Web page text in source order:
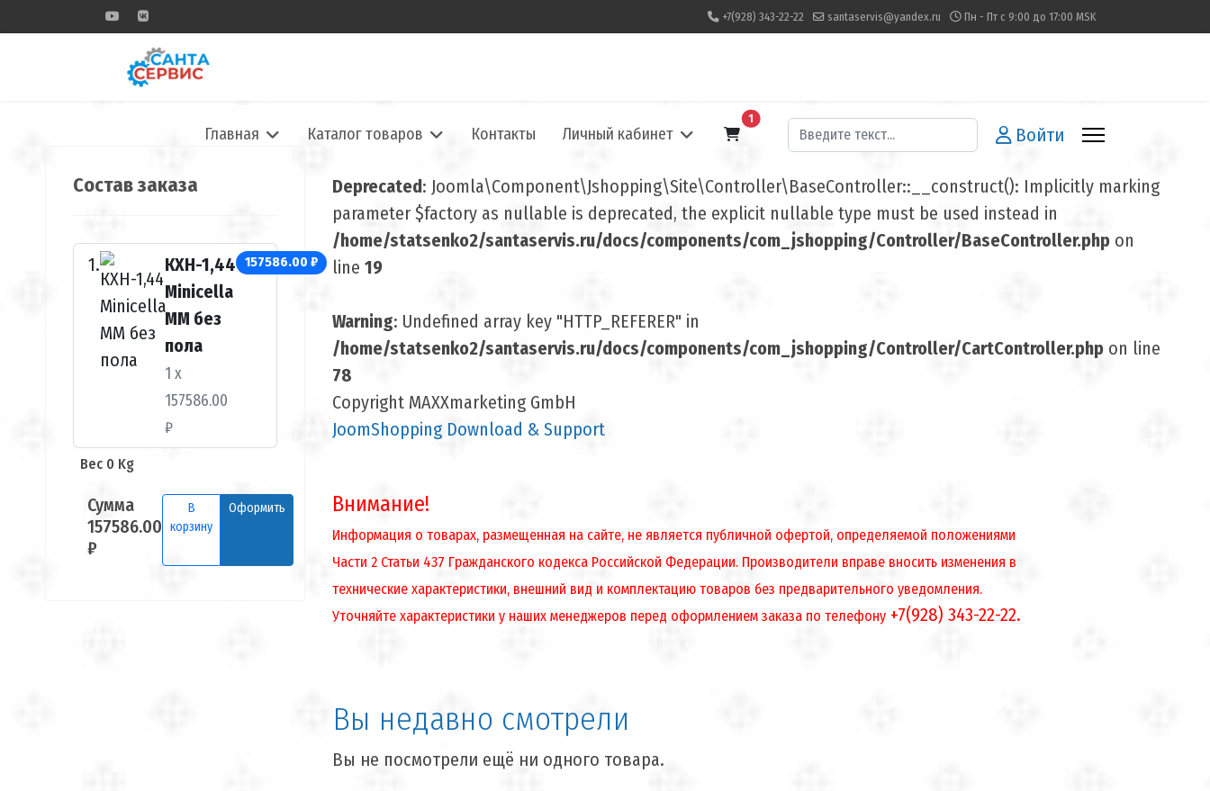
+7(928) 343-22-22 santaservis@yandex.ru Пн - Пт с 9:00 до 17:00 MSK
Главная Каталог товаров Контакты Личный кабинет
1В корзину
Поиск Войти
Состав заказа
КХН-1,44
Minicella
ММ без
пола
1 x
157586.00
₽
157586.00 ₽
Вес 0 Kg
Сумма
157586.00
₽
В
корзину
Оформить
Deprecated: Joomla\Component\Jshopping\Site\Controller\BaseController::__construct(): Implicitly marking
parameter $factory as nullable is deprecated, the explicit nullable type must be used instead in
/home/statsenko2/santaservis.ru/docs/components/com_jshopping/Controller/BaseController.phpon
line 19
Warning: Undefined array key "HTTP_REFERER" in
/home/statsenko2/santaservis.ru/docs/components/com_jshopping/Controller/CartController.phpon line
78
Copyright MAXXmarketing GmbH
JoomShopping Download & Support
Внимание!
Информация о товарах, размещенная на сайте, не является публичной офертой, определяемой положениями
Части 2 Статьи 437 Гражданского кодекса Российской Федерации. Производители вправе вносить изменения в
технические характеристики, внешний вид и комплектацию товаров без предварительного уведомления.
Уточняйте характеристики у наших менеджеров перед оформлением заказа по телефону+7(928) 343-22-22.
Вы недавно смотрели
Вы не посмотрели ещё ни одного товара.